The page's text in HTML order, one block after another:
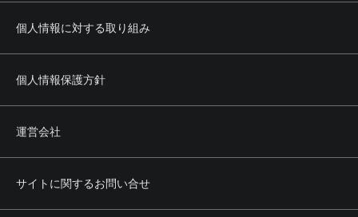
個人情報に対する取り組み
個人情報保護方針
運営会社
サイトに関するお問い合せ